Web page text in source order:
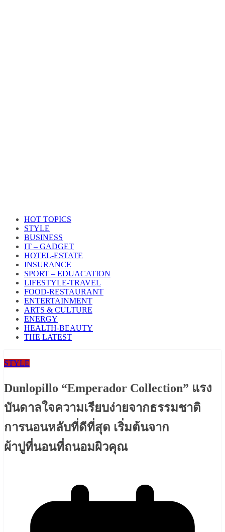
HOT TOPICS
STYLE
BUSINESS
IT – GADGET
HOTEL-ESTATE
INSURANCE
SPORT – EDUACATION
LIFESTYLE​-TRAVEL​
FOOD-RESTAURANT
ENTERTAINMENT
ARTS & CULTURE
ENERGY
HEALTH​-BEAUTY
THE LATEST
STYLE
Dunlopillo “Emperador Collection” แรง
บันดาลใจความเรียบง่ายจากธรรมชาติ
การนอนหลับที่ดีที่สุด เริ่มต้นจาก
ผ้าปูที่นอนที่ถนอมผิวคุณ